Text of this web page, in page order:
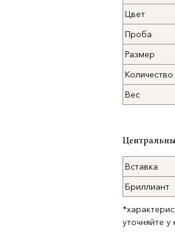
Цвет
Проба
Размер
Вес
Вставка
Бриллиант
уточняйте у